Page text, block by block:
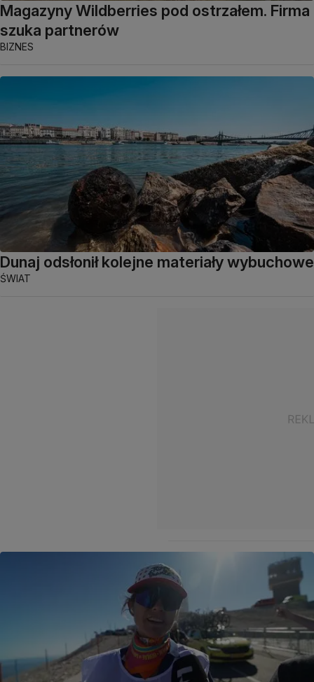
Magazyny Wildberries pod ostrzałem. Firma
szuka partnerów
BIZNES
Dunaj odsłonił kolejne materiały wybuchowe
ŚWIAT